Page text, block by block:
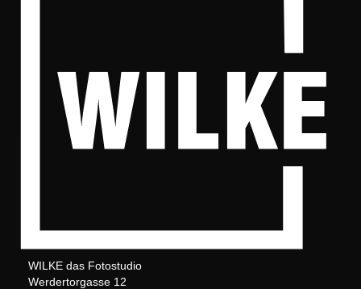
WILKE das Fotostudio
Werdertorgasse 12